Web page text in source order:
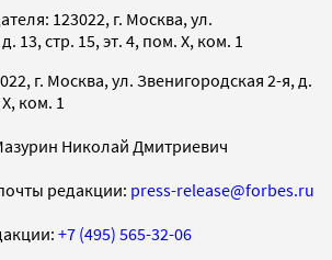
123022, г. Москва, ул.
13, стр. 15, эт. 4, пом. X, ком. 1
г. Москва, ул. Звенигородская 2-я, д.
ком. 1
Николай Дмитриевич
редакции: press-release@forbes.ru
+7 (495) 565-32-06